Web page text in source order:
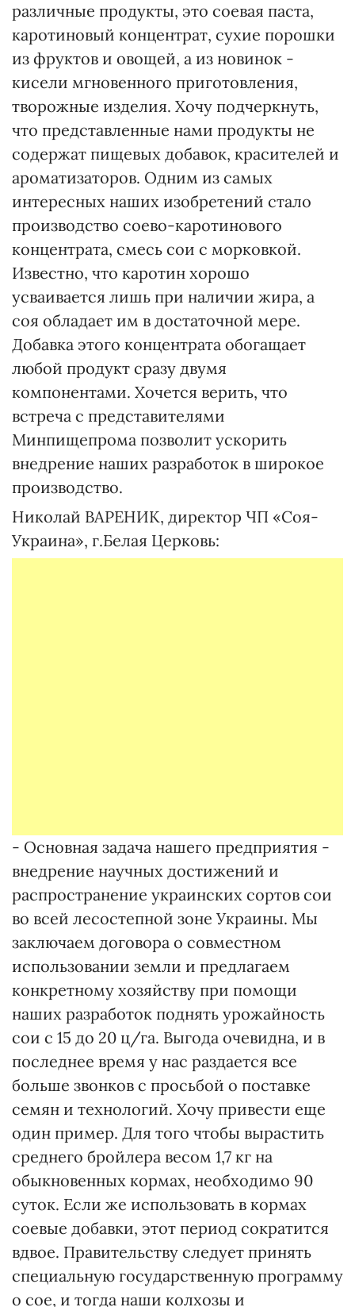
различные продукты, это соевая паста,
каротиновый концентрат, сухие порошки
из фруктов и овощей, а из новинок -
кисели мгновенного приготовления,
творожные изделия. Хочу подчеркнуть,
что представленные нами продукты не
содержат пищевых добавок, красителей и
ароматизаторов. Одним из самых
интересных наших изобретений стало
производство соево-каротинового
концентрата, смесь сои с морковкой.
Известно, что каротин хорошо
усваивается лишь при наличии жира, а
соя обладает им в достаточной мере.
Добавка этого концентрата обогащает
любой продукт сразу двумя
компонентами. Хочется верить, что
встреча с представителями
Минпищепрома позволит ускорить
внедрение наших разработок в широкое
производство.
Николай ВАРЕНИК, директор ЧП «Соя-
Украина», г.Белая Церковь:
- Основная задача нашего предприятия -
внедрение научных достижений и
распространение украинских сортов сои
во всей лесостепной зоне Украины. Мы
заключаем договора о совместном
использовании земли и предлагаем
конкретному хозяйству при помощи
наших разработок поднять урожайность
сои с 15 до 20 ц/га. Выгода очевидна, и в
последнее время у нас раздается все
больше звонков с просьбой о поставке
семян и технологий. Хочу привести еще
один пример. Для того чтобы вырастить
среднего бройлера весом 1,7 кг на
обыкновенных кормах, необходимо 90
суток. Если же использовать в кормах
соевые добавки, этот период сократится
вдвое. Правительству следует принять
специальную государственную программу
о сое, и тогда наши колхозы и